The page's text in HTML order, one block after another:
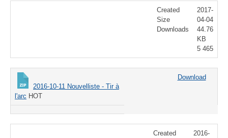
Created
Size
Downloads
2017-
04-04
44.76
KB
5 465
2016-10-11 Nouvelliste - Tir à
l'arc HOT
Download
Created
2016-